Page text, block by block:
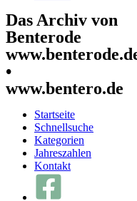
Das Archiv von
Benterode
•
www.bentero.de
Startseite
Schnellsuche
Kategorien
Jahreszahlen
Kontakt